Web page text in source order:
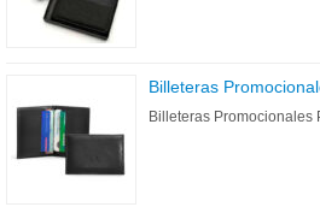
Billeteras
Billeteras